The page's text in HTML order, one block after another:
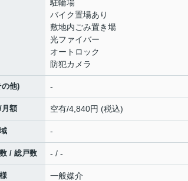
駐輪場
バイク置場あり
敷地内ごみ置き場
光ファイバー
オートロック
防犯カメラ
の他) -
月額 空有/4,840円 (税込)
-
/ 総戸数 - / -
一般媒介